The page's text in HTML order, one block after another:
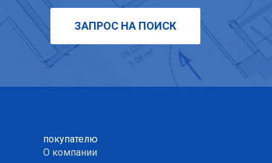
ЗАПРОС НА ПОИСК
покупателю
О компании